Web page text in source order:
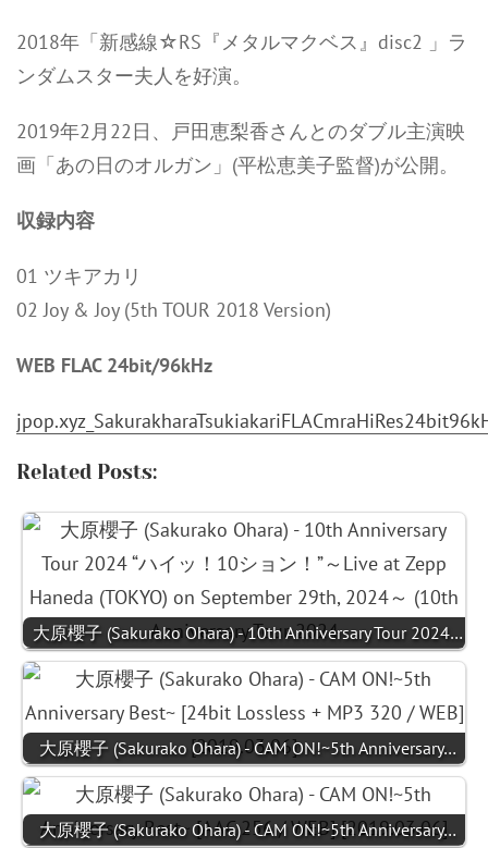
2018年「新感線☆RS『メタルマクベス』disc2 」ラ
ンダムスター夫人を好演。
2019年2月22日、戸田恵梨香さんとのダブル主演映
画「あの日のオルガン」(平松恵美子監督)が公開。
収録内容
01 ツキアカリ
02 Joy & Joy (5th TOUR 2018 Version)
WEB FLAC 24bit/96kHz
Related Posts:
大原櫻子 (Sakurako Ohara) - 10th Anniversary Tour 2024…
大原櫻子 (Sakurako Ohara) - CAM ON!~5th Anniversary…
大原櫻子 (Sakurako Ohara) - CAM ON!~5th Anniversary…